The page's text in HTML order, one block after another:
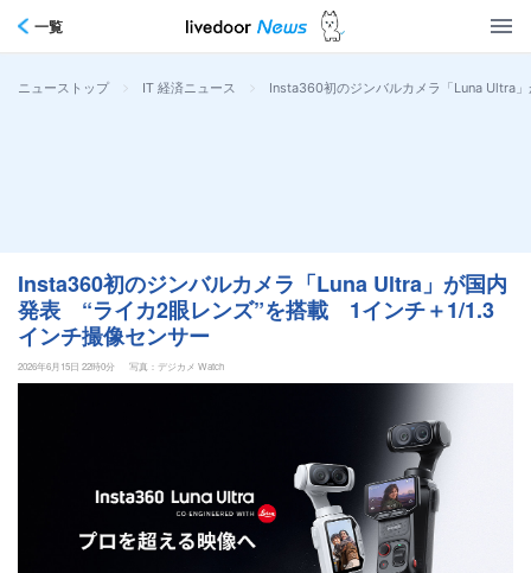
一覧
ニューストップ > IT 経済ニュース > Insta360初のジンバルカメラ「Luna Ultra
Insta360初のジンバルカメラ「Luna Ultra」が国内
発表 “ライカ2眼レンズ”を搭載 1インチ＋1/1.3
インチ撮像センサー
2026年6月15日 22時0分 写真：デジカメ Watch